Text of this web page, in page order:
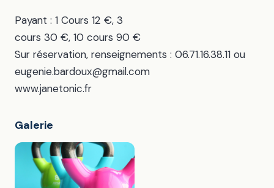
Payant : 1 Cours 12 €, 3
cours 30 €, 10 cours 90 €
Sur réservation, renseignements : 06.71.16.38.11 ou
eugenie.bardoux@gmail.com
www.janetonic.fr
Galerie